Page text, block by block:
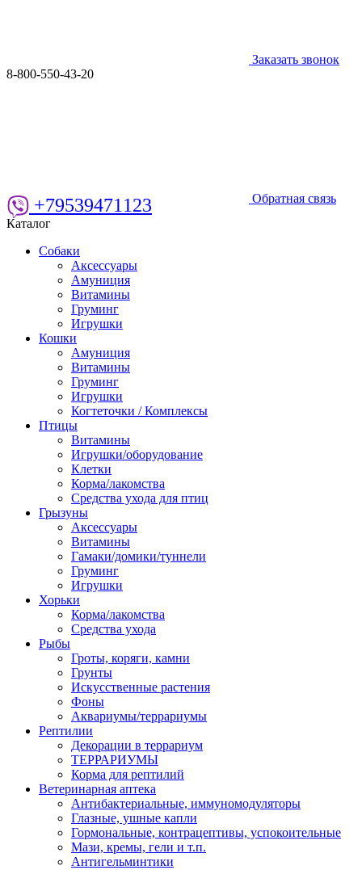
Заказать звонок
8-800-550-43-20
Обратная связь
+79539471123
Каталог
Собаки
Аксессуары
Амуниция
Витамины
Груминг
Игрушки
Кошки
Амуниция
Витамины
Груминг
Игрушки
Когтеточки / Комплексы
Птицы
Витамины
Игрушки/оборудование
Клетки
Корма/лакомства
Средства ухода для птиц
Грызуны
Аксессуары
Витамины
Гамаки/домики/туннели
Груминг
Игрушки
Хорьки
Корма/лакомства
Средства ухода
Рыбы
Гроты, коряги, камни
Грунты
Искусственные растения
Фоны
Аквариумы/террариумы
Рептилии
Декорации в террариум
ТЕРРАРИУМЫ
Корма для рептилий
Ветеринарная аптека
Антибактериальные, иммуномодуляторы
Глазные, ушные капли
Гормональные, контрацептивы, успокоительные
Мази, кремы, гели и т.п.
Антигельминтики